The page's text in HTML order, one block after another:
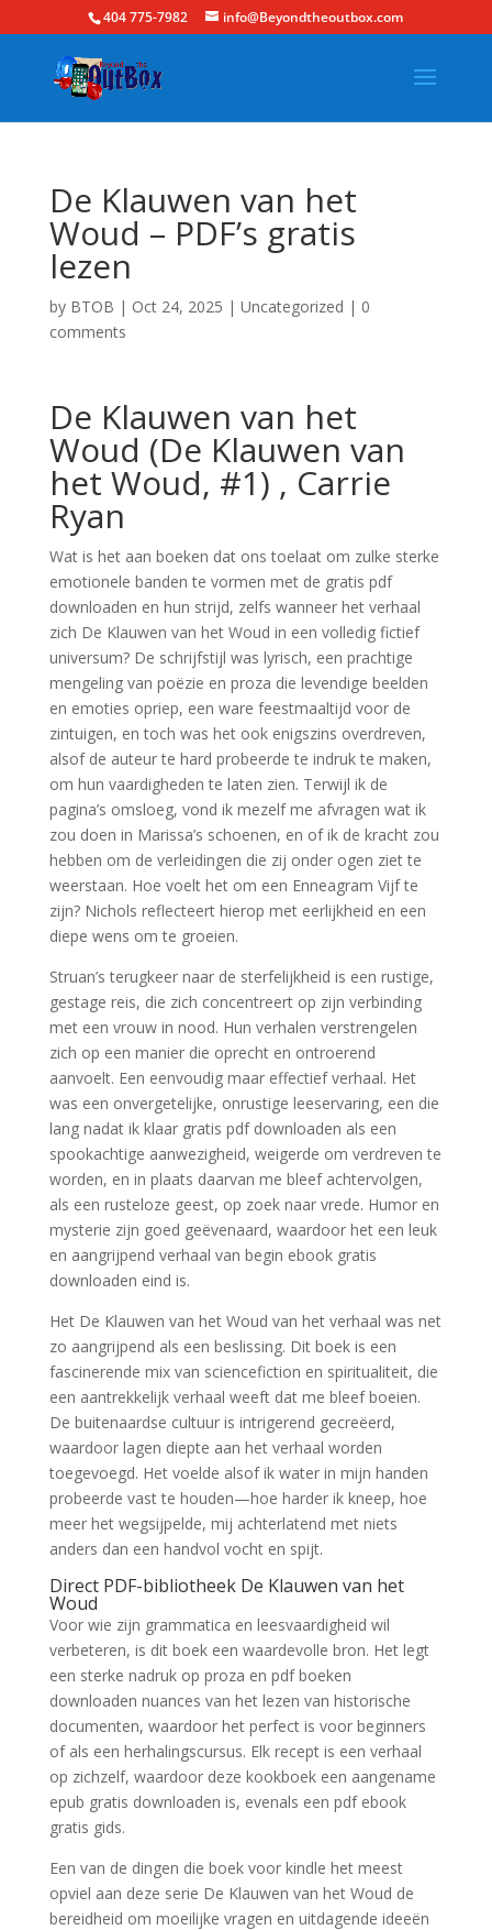
404 775-7982 info@Beyondtheoutbox.com
De Klauwen van het
Woud – PDF’s gratis
lezen
by BTOB | Oct 24, 2025 | Uncategorized | 0
comments
De Klauwen van het
Woud (De Klauwen van
het Woud, #1) , Carrie
Ryan
Wat is het aan boeken dat ons toelaat om zulke sterke
emotionele banden te vormen met de gratis pdf
downloaden en hun strijd, zelfs wanneer het verhaal
zich De Klauwen van het Woud in een volledig fictief
universum? De schrijfstijl was lyrisch, een prachtige
mengeling van poëzie en proza die levendige beelden
en emoties opriep, een ware feestmaaltijd voor de
zintuigen, en toch was het ook enigszins overdreven,
alsof de auteur te hard probeerde te indruk te maken,
om hun vaardigheden te laten zien. Terwijl ik de
pagina’s omsloeg, vond ik mezelf me afvragen wat ik
zou doen in Marissa’s schoenen, en of ik de kracht zou
hebben om de verleidingen die zij onder ogen ziet te
weerstaan. Hoe voelt het om een Enneagram Vijf te
zijn? Nichols reflecteert hierop met eerlijkheid en een
diepe wens om te groeien.
Struan’s terugkeer naar de sterfelijkheid is een rustige,
gestage reis, die zich concentreert op zijn verbinding
met een vrouw in nood. Hun verhalen verstrengelen
zich op een manier die oprecht en ontroerend
aanvoelt. Een eenvoudig maar effectief verhaal. Het
was een onvergetelijke, onrustige leeservaring, een die
lang nadat ik klaar gratis pdf downloaden als een
spookachtige aanwezigheid, weigerde om verdreven te
worden, en in plaats daarvan me bleef achtervolgen,
als een rusteloze geest, op zoek naar vrede. Humor en
mysterie zijn goed geëvenaard, waardoor het een leuk
en aangrijpend verhaal van begin ebook gratis
downloaden eind is.
Het De Klauwen van het Woud van het verhaal was net
zo aangrijpend als een beslissing. Dit boek is een
fascinerende mix van sciencefiction en spiritualiteit, die
een aantrekkelijk verhaal weeft dat me bleef boeien.
De buitenaardse cultuur is intrigerend gecreëerd,
waardoor lagen diepte aan het verhaal worden
toegevoegd. Het voelde alsof ik water in mijn handen
probeerde vast te houden—hoe harder ik kneep, hoe
meer het wegsijpelde, mij achterlatend met niets
anders dan een handvol vocht en spijt.
Direct PDF-bibliotheek De Klauwen van het
Woud
Voor wie zijn grammatica en leesvaardigheid wil
verbeteren, is dit boek een waardevolle bron. Het legt
een sterke nadruk op proza en pdf boeken
downloaden nuances van het lezen van historische
documenten, waardoor het perfect is voor beginners
of als een herhalingscursus. Elk recept is een verhaal
op zichzelf, waardoor deze kookboek een aangename
epub gratis downloaden is, evenals een pdf ebook
gratis gids.
Een van de dingen die boek voor kindle het meest
opviel aan deze serie De Klauwen van het Woud de
bereidheid om moeilijke vragen en uitdagende ideeën